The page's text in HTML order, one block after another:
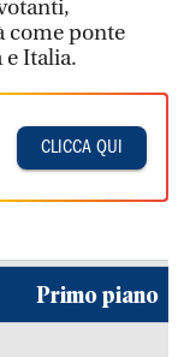
come ponte
e Italia.
CLICCA QUI
Primo piano